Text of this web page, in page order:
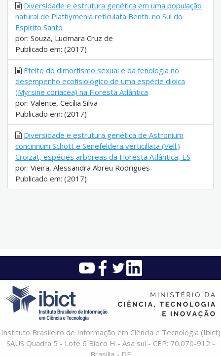
Diversidade e estrutura genética em uma população
natural de Plathymenia reticulata Benth. no Sul do
Espírito Santo
por: Souza, Lucimara Cruz de
Publicado em: (2017)
Efeito do dimorfismo sexual e da fenologia no
desempenho ecofisiológico de uma espécie dioica
(Myrsine coriacea) na Floresta Atlântica
por: Valente, Cecília Silva
Publicado em: (2017)
Diversidade e estrutura genética de Astronium
concinnum Schott e Senefeldera verticillata (Vell.)
Croizat, espécies arbóreas da Floresta Atlântica, ES
por: Vieira, Alessandra Abreu Rodrigues
Publicado em: (2017)
Instituto Brasileiro de Informação em Ciência e Tecnologia (Ibict)
SAUS Quadra 5 - Lote 6 Bloco H - Asa sul - CEP: 70.070-912 -